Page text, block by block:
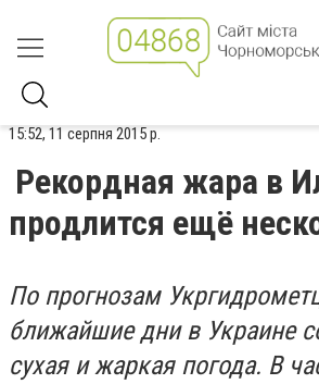
15:52, 11 серпня 2015 р.
Рекордная жара в
продлится ещё
По прогнозам
ближайшие дни в Украине
сухая и жаркая погода. В